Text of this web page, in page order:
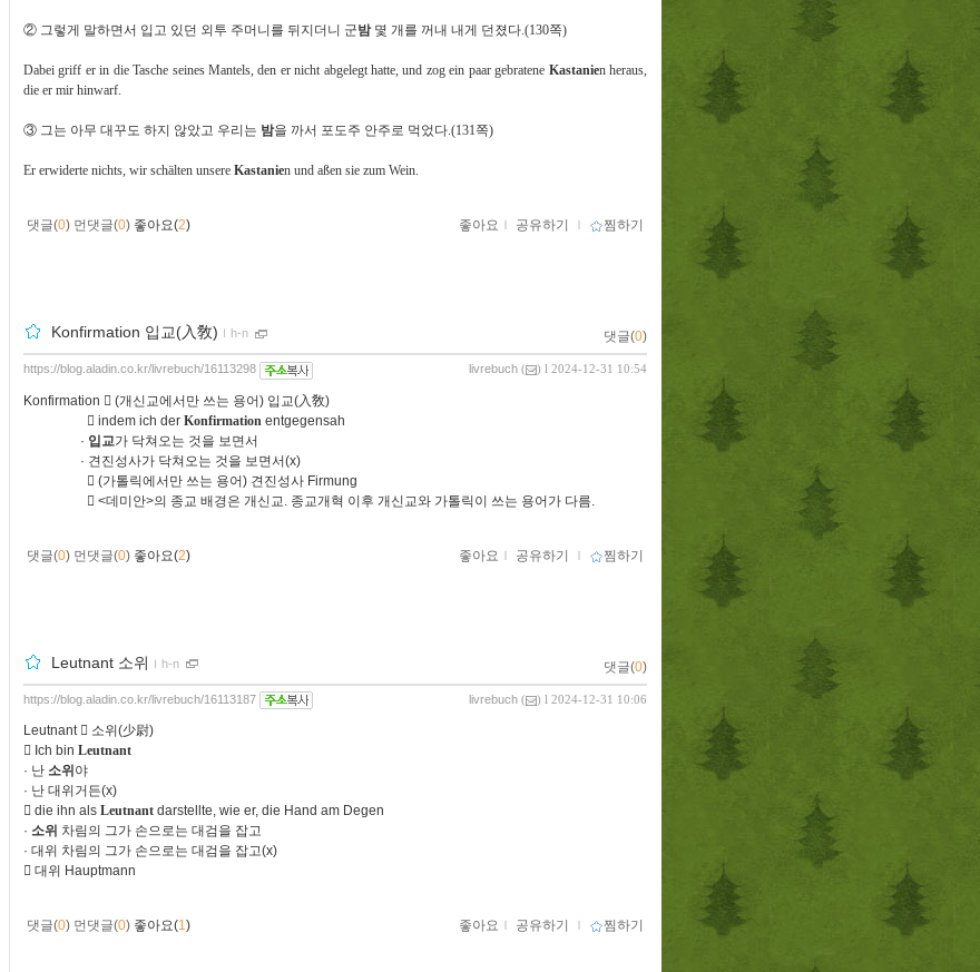
② 그렇게 말하면서 입고 있던 외투 주머니를 뒤지더니 군밤 몇 개를 꺼내 내게 던졌다.(130쪽)
Dabei griff er in die Tasche seines Mantels, den er nicht abgelegt hatte, und zog ein paar gebratene Kastanien heraus,
die er mir hinwarf.
③ 그는 아무 대꾸도 하지 않았고 우리는 밤을 까서 포도주 안주로 먹었다.(131쪽)
Er erwiderte nichts, wir schälten unsere Kastanien und aßen sie zum Wein.
댓글(0) 먼댓글(0) 좋아요(2) 좋아요 ｌ 공유하기 ｌ 찜하기
Konfirmation 입교(入敎) ｌ h-n 댓글(0)
livrebuch ( ) l 2024-12-31 10:54
https://blog.aladin.co.kr/livrebuch/16113298
Konfirmation 󰃃 (개신교에서만 쓰는 용어) 입교(入敎)
󰃚 indem ich der Konfirmation entgegensah
· 입교가 닥쳐오는 것을 보면서
· 견진성사가 닥쳐오는 것을 보면서(x)
󰃫 (가톨릭에서만 쓰는 용어) 견진성사 Firmung
󰃨 <데미안>의 종교 배경은 개신교. 종교개혁 이후 개신교와 가톨릭이 쓰는 용어가 다름.
댓글(0) 먼댓글(0) 좋아요(2) 좋아요 ｌ 공유하기 ｌ 찜하기
Leutnant 소위 ｌ h-n 댓글(0)
livrebuch ( ) l 2024-12-31 10:06
https://blog.aladin.co.kr/livrebuch/16113187
Leutnant 󰃃 소위 (少尉)
󰃚 Ich bin Leutnant
· 난 소위 야
· 난 대위거든(x)
󰃫 die ihn als Leutnant darstellte, wie er, die Hand am Degen
· 소위 차림의 그가 손으로는 대검을 잡고
· 대위 차림의 그가 손으로는 대검을 잡고(x)
󰃫 대위 Hauptmann
댓글(0) 먼댓글(0) 좋아요(1) 좋아요 ｌ 공유하기 ｌ 찜하기